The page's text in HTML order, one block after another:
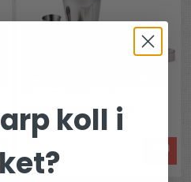
Barset 5 delar i rostfritt
koll i